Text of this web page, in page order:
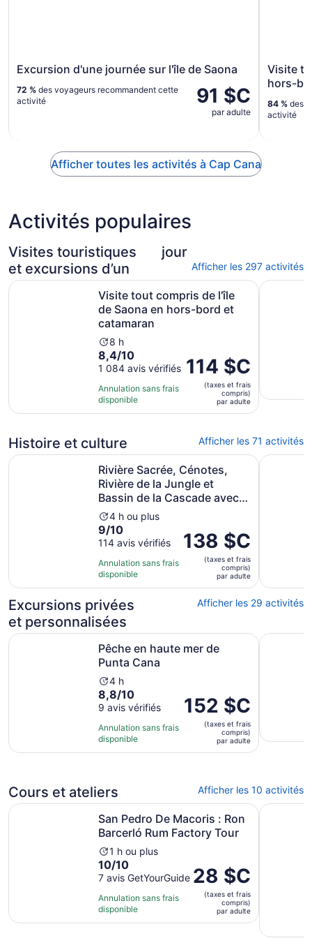
Excursion d'une journée sur l'île de Saona
91 $C
par adulte
72 % des voyageurs recommandent cette
activité
Visite
hors-
84 % des
activité
Afficher toutes les activités à Cap Cana
Activités populaires
Visites touristiques
et excursions d’un
jour
Afficher les 297 activités
Visite tout compris de l'île
de Saona en hors-bord et
catamaran
L’activité
dure
8 heures
8 h
8.4
sur
10
avec
1084 avis
8,4/10
1 084 avis vérifiés
Annulation sans frais
disponible
Le
prix
de 114 $C.
par
114 $C
(taxes et frais
compris)
par adulte
Visite tout compris de l'île de Saona en hors-bord etAventure
Histoire et culture Afficher les 71 activités
Rivière Sacrée, Cénotes,
Rivière de la Jungle et
Bassin de la Cascade avec
...L’activité
dure
4 heures
4 h ou plus
9.0
sur
10
avec
114 avis
9/10
114 avis vérifiés
Annulation sans frais
disponible
Le
prix
de 138 $C.
par
adulte
138 $C
(taxes et frais
compris)
par adulte
Rivière Sacrée, Cénotes, Rivière de la Jungle et Bassin
Saint-
Excursions privées
et personnalisées
Afficher les 29 activités
Pêche en haute mer de
Punta Cana
L’activité
dure
4 heures
4 h
8.8
sur
10
avec
9 avis
8,8/10
9 avis vérifiés
Annulation sans frais
disponible
Le
prix
de 152 $C.
par
152 $C
(taxes et frais
compris)
par adulte
Pêche en haute mer de Punta Cana S’ouvre dans un
Jet ski
Cours et ateliers Afficher les 10 activités
San Pedro De Macoris : Ron
Barcerló Rum Factory Tour
L’activité
dure
1 heure
1 h ou plus
10.0
sur
10
avec
7 avis
10/10
7 avis GetYourGuide
Annulation sans frais
disponible
Le
prix
est
de 28 $C.
par
28 $C
(taxes et frais
compris)
par adulte
San Pedro De Macoris : Ron Barcerló Rum Factory Tour
Punta